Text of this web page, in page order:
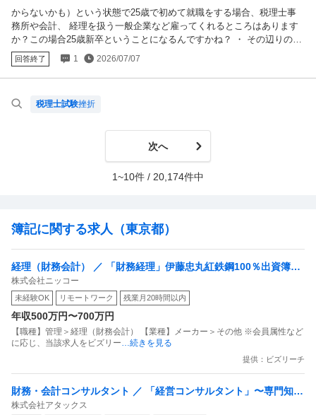
かし大学院免除をプランに入れている関係上避けては通れない道なので
はないかと思ってしまいます また2つ目の質問は 大学院にもし行くと
なったら仕事は一旦辞めるべきなのでしょうか? 正直12月の短答式試験
に受かる可能性は低いと見積もっており、就活をするなら5月短答前く
らいから試験勉強と同時並行で進めて行く必要があると思っているため
不安で仕方ないです 長文の質問最後まで見てくださってありがとうご
で25歳で初めて就職をする場合、税理士事務所や会計、
からないかも）という状態で25歳で初めて就職をする場合、税理士事
務所や会計、 経理を扱う一般企業など雇ってくれるところはあります
か？この場合25歳新卒ということになるんですかね？ ・ その辺りの相
場？が一切わからず、税理士受験は10年以上かける人もいると言われ
ていますが、あくまで職業の経歴として経理や会計業務には触れている
人であるため、未経験者ではないだろうと勝手に考えているのであまり
「この時点で他の方に比べて価値が終わってますよね」 流石に25歳で
すが、どうなんでしょうか？これでもがんばった その後就職と同時に
大学院へ行き科目免除をしたのち、遅くとも30歳までには3科目をかな
回答終了 1 2026/07/07
税理士試験挫折
次へ
1~10件 / 20,174件中
簿記に関する求人（東京都）
経理（財務会計） ／ 「財務経理」伊藤忠丸紅鉄鋼100％出資簿記
資格を活かして日常経理から「連結決算・税務」までじっくり育
つ／チーム体制／残業10h
株式会社ニッコー
未経験OK リモートワーク 残業月20時間以内
年収500万円〜700万円
【職種】管理＞経理（財務会計） 【業種】メーカー＞その他 ※会員属性など
に応じ、当該求人をビズリー…続きを見る
提供：ビズリーチ
財務・会計コンサルタント ／ 「経営コンサルタント」〜専門知識
を活用した創造性あふれる仕事を〜
株式会社アタックス